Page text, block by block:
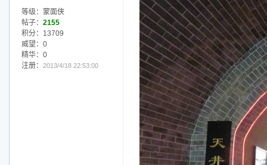
等级：蒙面侠
帖子： 2155
积分：13709
威望：0
精华：0
注册： 2013/4/18 22:53:00